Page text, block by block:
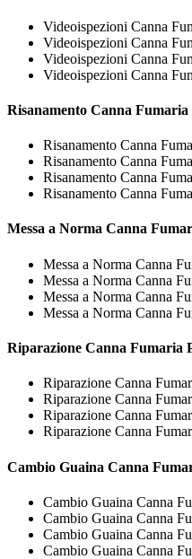
Videoispezioni Canna
Videoispezioni Canna
Videoispezioni Canna
Videoispezioni Canna
Risanamento Canna Fumaria
Risanamento Canna
Risanamento Canna
Risanamento Canna
Risanamento Canna
Messa a Norma Canna
Messa a Norma Canna
Messa a Norma Canna
Messa a Norma Canna
Messa a Norma Canna
Riparazione Canna Fumaria
Riparazione Canna
Riparazione Canna
Riparazione Canna
Riparazione Canna
Cambio Guaina Canna
Cambio Guaina Canna
Cambio Guaina Canna
Cambio Guaina Canna
Cambio Guaina Canna